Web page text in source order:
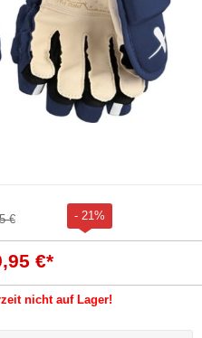
€ - 21%
€*
nicht auf Lager!